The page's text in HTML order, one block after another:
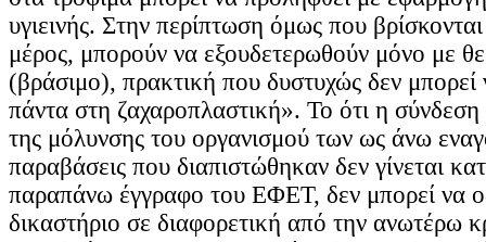
υγιεινής. Στην περίπτωση όμως που
μέρος, μπορούν να εξουδετερωθούν μόνο με
(βράσιμο), πρακτική που δυστυχώς δεν μπορεί
πάντα στη ζαχαροπλαστική». Το ότι η σύνδεση
της μόλυνσης του οργανισμού των ως άνω
παραβάσεις που διαπιστώθηκαν δεν γίνεται
παραπάνω έγγραφο του ΕΦΕΤ, δεν μπορεί να
δικαστήριο σε διαφορετική από την ανωτέρω